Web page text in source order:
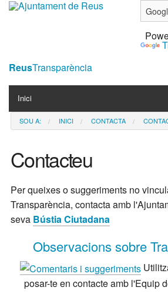
ReusTransparència
Navigation
Inici
Contacta
SOU A: INICI CONTACTA
Contacteu
Per queixes o suggeriments no
Transparència, contacta amb
seva Bústia Ciutadana
Observacions sobre
posar-te en contacte amb l'Equip